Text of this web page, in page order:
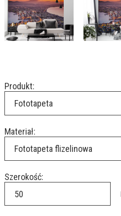
Produkt:
Fototapeta
Materiał:
Fototapeta flizelinowa
Szerokość: